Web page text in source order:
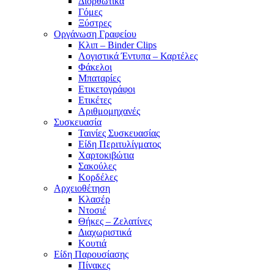
Γόμες
Ξύστρες
Οργάνωση Γραφείου
Κλιπ – Binder Clips
Λογιστικά Έντυπα – Καρτέλες
Φάκελοι
Μπαταρίες
Ετικετογράφοι
Ετικέτες
Αριθμομηχανές
Συσκευασία
Ταινίες Συσκευασίας
Είδη Περιτυλίγματος
Χαρτοκιβώτια
Σακούλες
Κορδέλες
Αρχειοθέτηση
Κλασέρ
Ντοσιέ
Θήκες – Ζελατίνες
Διαχωριστικά
Κουτιά
Είδη Παρουσίασης
Πίνακες